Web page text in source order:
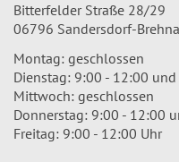
Bitterfelder Straße 28/29
06796 Sandersdorf-
Montag: geschlossen
Dienstag: 9:00 - 12:00
Mittwoch: geschlossen
Donnerstag: 9:00 - 12:00
Freitag: 9:00 - 12:00 Uhr